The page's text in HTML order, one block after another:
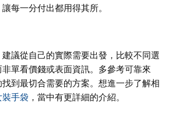
每一分付出都用得其所。
議從自己的實際需要出發，比較不同選
單看價錢或表面資訊。多參考可靠來
到最切合需要的方案。想進一步了解相
裝手袋 ，當中有更詳細的介紹。